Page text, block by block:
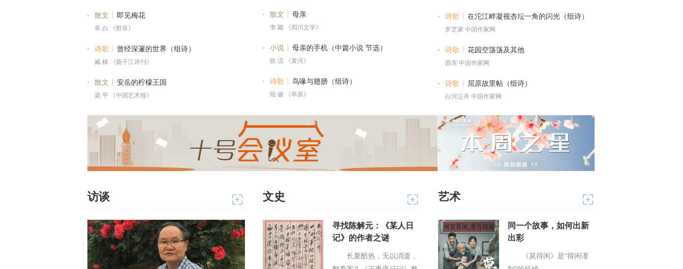
散文 即见梅花
草 白 《野草》
诗歌 曾经深邃的世界（组诗）
臧 棣 《扬子江诗刊》
散文 安岳的柠檬王国
梁 平 《中国艺术报》
散文 母亲
李 颖 《四川文学》
小说 母亲的手机（中篇小说 节选）
铁 流 《黄河》
诗歌 鸟喙与翅膀（组诗）
陆 健 《草原》
诗歌 在沱江畔凝视杏坛一角的闪光（组诗）
罗芝家 中国作家网
诗歌 花园空荡荡及其他
西厍 中国作家网
诗歌 屈原故里帖（组诗）
白河泛舟 中国作家网
访谈 文史
寻找陈解元：《某人日
记》的作者之谜
长夏酷热，无以消遣，
艺术
同一个故事，如何出新
出彩
《莫得闲》是“得闲谨